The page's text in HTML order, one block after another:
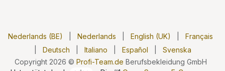
Copyright 2026 © Profi-Team.de Berufsbekleidung GmbH
Nederlands (BE) Nederlands English (UK)
Français
Deutsch Italiano Español Svenska